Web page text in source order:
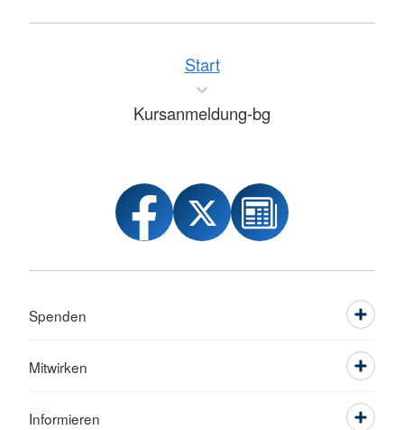
Start
Kursanmeldung-bg
Spenden
Mitwirken
Informieren